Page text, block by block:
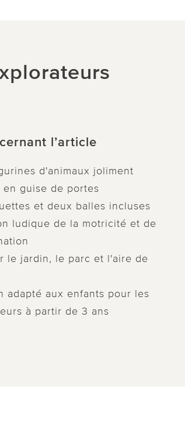
l’article
d'animaux joliment
en guise de portes
et deux balles incluses
ludique de la motricité et de
le jardin, le parc et l'aire de
adapté aux enfants pour les
à partir de 3 ans